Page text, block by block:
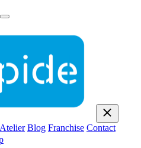
Atelier Blog Franchise Contact